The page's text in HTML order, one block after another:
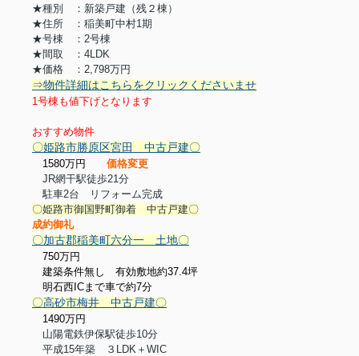
★種別 ：新築戸建（残２棟）
★住所 ：稲美町中村1期
★号棟 ：2号棟
★間取 ：4LDK
★価格 ：2,798万円
⇒物件詳細はこちらをクリックくださいませ
1号棟も値下げとなります
おすすめ物件
〇姫路市勝原区宮田 中古戸建〇
1580万円 価格変更
JR網干駅徒歩21分
駐車2台 リフォーム完成
〇姫路市御国野町御着 中古戸建〇
成約御礼
〇加古郡稲美町六分一 土地〇
750万円
建築条件無し
有効敷地約37.4坪
明石西ICまで車で約7分
〇高砂市梅井 中古戸建〇
1490万円
山陽電鉄伊保駅徒歩10分
平成15年築 ３LDK＋WIC